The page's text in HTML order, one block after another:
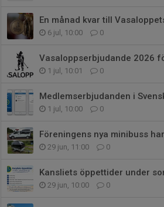
En månad kvar till
6 jul, 10:00 0
Vasaloppserbjudande 2026
1 jul, 10:01 0
Medlemserbjudanden i
1 jul, 10:00 0
Föreningens nya minibuss
29 jun, 11:00 0
Kansliets öppettider under
29 jun, 10:00 0